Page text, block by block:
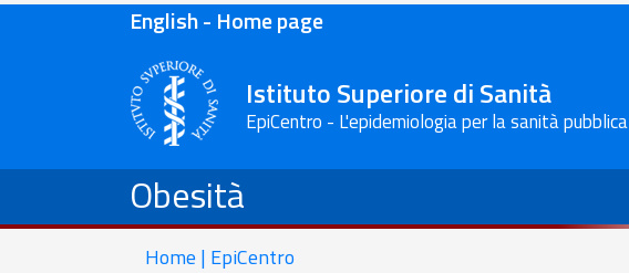
English - Home page
Istituto Superiore di Sanità
EpiCentro - L'epidemiologia per la sanità pubblica
Obesità
Home | EpiCentro